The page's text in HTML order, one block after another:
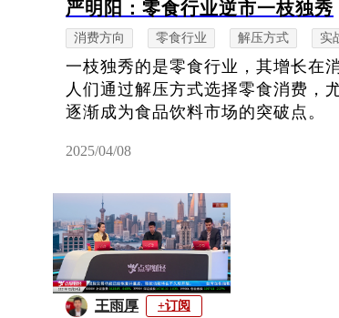
严明阳：零食行业逆市一枝独秀
消费方向 零食行业 解压方式 实
一枝独秀的是零食行业，其增长在
人们通过解压方式选择零食消费，
逐渐成为食品饮料市场的突破点。
2025/04/08
王雨厚 +订阅